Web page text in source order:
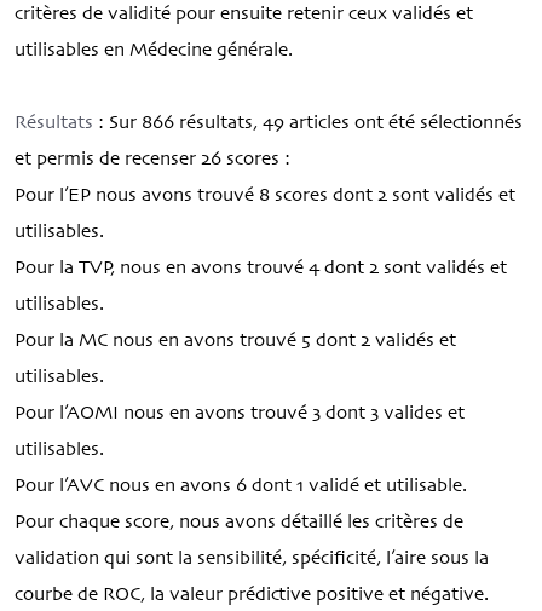
critères de validité pour ensuite retenir ceux validés et
utilisables en Médecine générale.
Résultats : Sur 866 résultats, 49 articles ont été sélectionnés
et permis de recenser 26 scores :
Pour l’EP nous avons trouvé 8 scores dont 2 sont validés et
utilisables.
Pour la TVP, nous en avons trouvé 4 dont 2 sont validés et
utilisables.
Pour la MC nous en avons trouvé 5 dont 2 validés et
utilisables.
Pour l’AOMI nous en avons trouvé 3 dont 3 valides et
utilisables.
Pour l’AVC nous en avons 6 dont 1 validé et utilisable.
Pour chaque score, nous avons détaillé les critères de
validation qui sont la sensibilité, spécificité, l’aire sous la
courbe de ROC, la valeur prédictive positive et négative.